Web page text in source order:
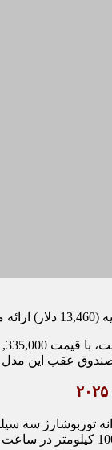
در این کلاس بهترین فضا را ارائه